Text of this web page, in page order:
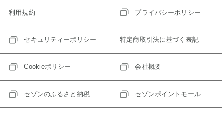
利用規約 プライバシーポリシー
セキュリティーポリシー 特定商取引法に基づく表記
Cookieポリシー 会社概要
セゾンのふるさと納税 セゾンポイントモール